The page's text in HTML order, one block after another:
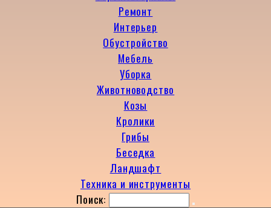
Ремонт
Интерьер
Обустройство
Мебель
Уборка
Животноводство
Козы
Кролики
Грибы
Беседка
Ландшафт
Техника и инструменты
Поиск: